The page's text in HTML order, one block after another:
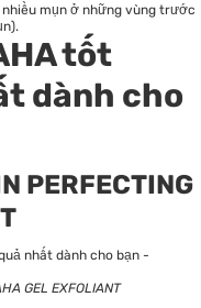
mụn ở những vùng trước
tốt
dành cho
PERFECTING
GEL EXFOLIANT